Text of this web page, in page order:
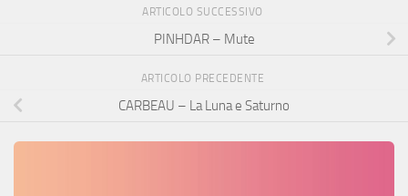
ARTICOLO SUCCESSIVO
PINHDAR – Mute
ARTICOLO PRECEDENTE
CARBEAU – La Luna e Saturno